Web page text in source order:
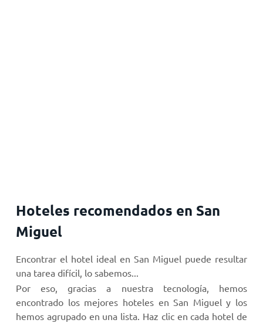
Hoteles recomendados en San
Miguel
Encontrar el hotel ideal en San Miguel puede resultar
una tarea difícil, lo sabemos...
Por eso, gracias a nuestra tecnología, hemos
encontrado los mejores hoteles en San Miguel y los
hemos agrupado en una lista. Haz clic en cada hotel de